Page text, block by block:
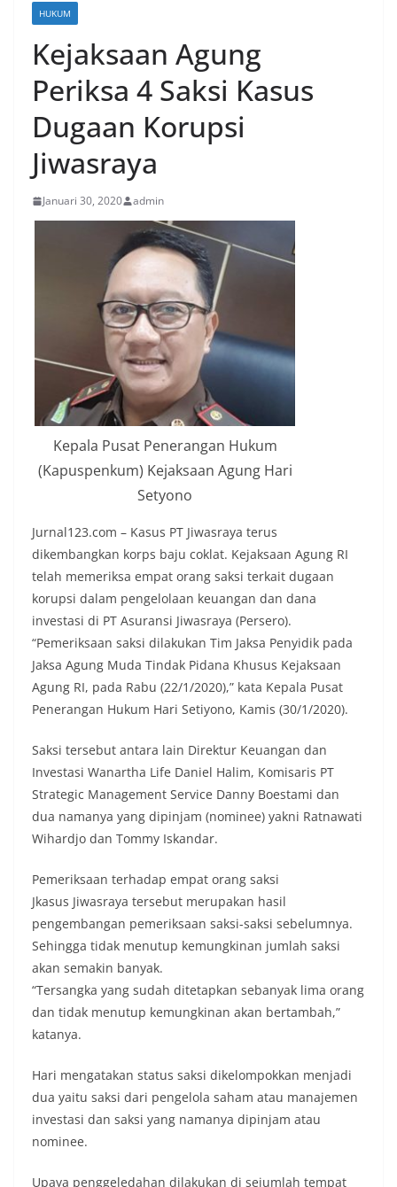
HUKUM
Kejaksaan Agung
Periksa 4 Saksi Kasus
Dugaan Korupsi
Jiwasraya
Januari 30, 2020 admin
Kepala Pusat Penerangan Hukum
(Kapuspenkum) Kejaksaan Agung Hari
Setyono
Jurnal123.com – Kasus PT Jiwasraya terus
dikembangkan korps baju coklat. Kejaksaan Agung RI
telah memeriksa empat orang saksi terkait dugaan
korupsi dalam pengelolaan keuangan dan dana
investasi di PT Asuransi Jiwasraya (Persero).
“Pemeriksaan saksi dilakukan Tim Jaksa Penyidik pada
Jaksa Agung Muda Tindak Pidana Khusus Kejaksaan
Agung RI, pada Rabu (22/1/2020),” kata Kepala Pusat
Penerangan Hukum Hari Setiyono, Kamis (30/1/2020).
Saksi tersebut antara lain Direktur Keuangan dan
Investasi Wanartha Life Daniel Halim, Komisaris PT
Strategic Management Service Danny Boestami dan
dua namanya yang dipinjam (nominee) yakni Ratnawati
Wihardjo dan Tommy Iskandar.
Pemeriksaan terhadap empat orang saksi
Jkasus Jiwasraya tersebut merupakan hasil
pengembangan pemeriksaan saksi-saksi sebelumnya.
Sehingga tidak menutup kemungkinan jumlah saksi
akan semakin banyak.
“Tersangka yang sudah ditetapkan sebanyak lima orang
dan tidak menutup kemungkinan akan bertambah,”
katanya.
Hari mengatakan status saksi dikelompokkan menjadi
dua yaitu saksi dari pengelola saham atau manajemen
investasi dan saksi yang namanya dipinjam atau
nominee.
Upaya penggeledahan dilakukan di sejumlah tempat